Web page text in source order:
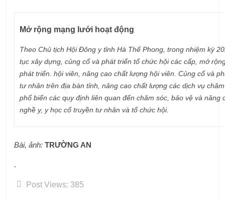
Mở rộng mạng lưới hoạt động
Theo Chủ tịch Hội Đông y tỉnh Hà Thế Phong, trong nhiệm kỳ
tục xây dựng, củng cố và phát triển tổ chức hội các cấp, mở
phát triển. hội viên, nâng cao chất lượng hội viên. Củng cố và
tư nhân trên địa bàn tỉnh, nâng cao chất lượng các dịch vụ
phổ biến các quy định liên quan đến chăm sóc, bảo vệ và
nghề y, y học cổ truyền tư nhân và tổ chức hội.
Bài, ảnh: TRƯỜNG AN
.
Post Views: 385